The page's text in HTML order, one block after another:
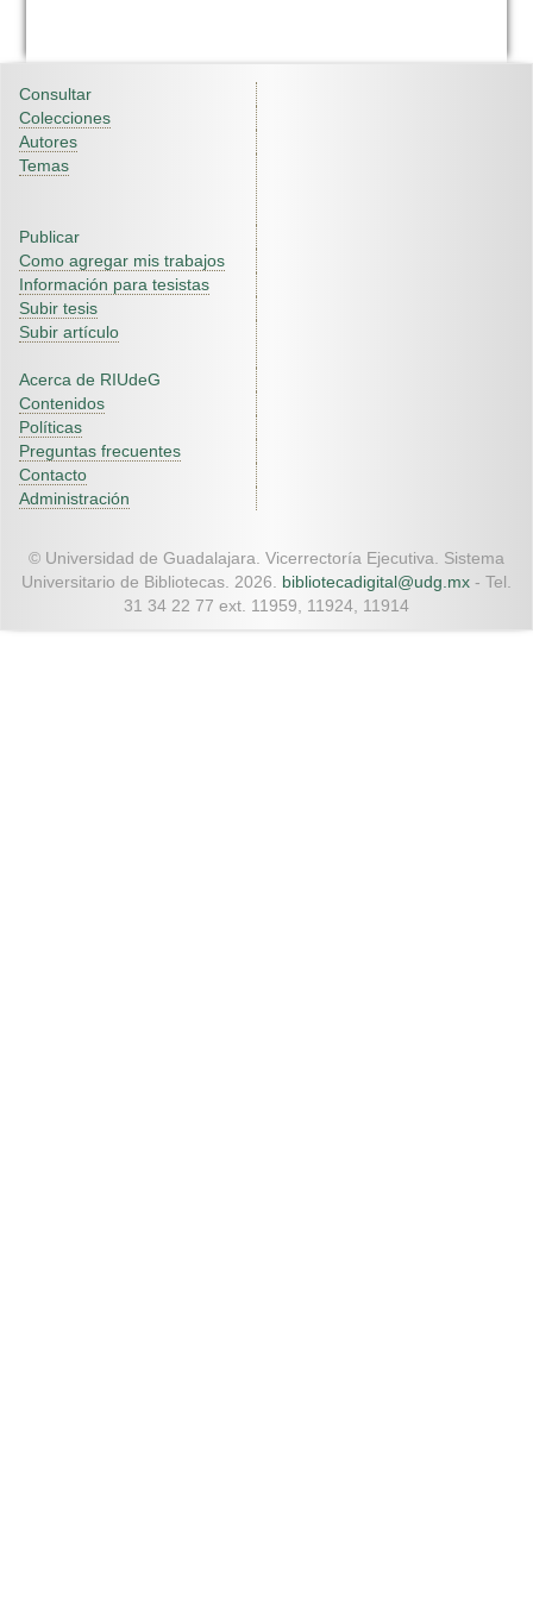
Consultar
Colecciones
Autores
Temas
Publicar
Como agregar mis trabajos
Información para tesistas
Subir tesis
Subir artículo
Acerca de RIUdeG
Contenidos
Políticas
Preguntas frecuentes
Contacto
Administración
© Universidad de Guadalajara. Vicerrectoría Ejecutiva. Sistema
Universitario de Bibliotecas. 2026. bibliotecadigital@udg.mx - Tel.
31 34 22 77 ext. 11959, 11924, 11914